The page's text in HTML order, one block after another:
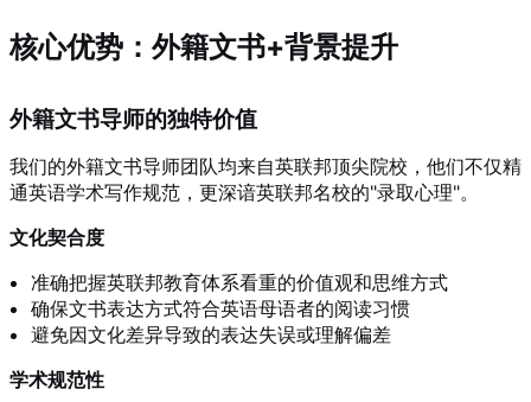
核心优势：外籍文书+背景提升
外籍文书导师的独特价值
我们的外籍文书导师团队均来自英联邦顶尖院校，他们不仅精
通英语学术写作规范，更深谙英联邦名校的"录取心理"。
文化契合度
准确把握英联邦教育体系看重的价值观和思维方式
确保文书表达方式符合英语母语者的阅读习惯
避免因文化差异导致的表达失误或理解偏差
学术规范性